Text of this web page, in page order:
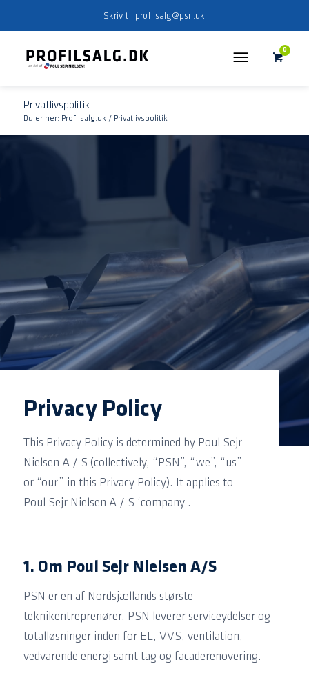
Skriv til profilsalg@psn.dk
0
Privatlivspolitik
Du er her: Profilsalg.dk/ Privatlivspolitik
Privacy Policy
This Privacy Policy is determined by Poul Sejr
Nielsen A / S (collectively, “PSN”, “we”, “us”
or “our” in this Privacy Policy). It applies to
Poul Sejr Nielsen A / S ‘company .
1. Om Poul Sejr Nielsen A/S
PSN er en af Nordsjællands største
teknikentreprenører. PSN leverer serviceydelser og
totalløsninger inden for EL, VVS, ventilation,
vedvarende energi samt tag og facaderenovering.